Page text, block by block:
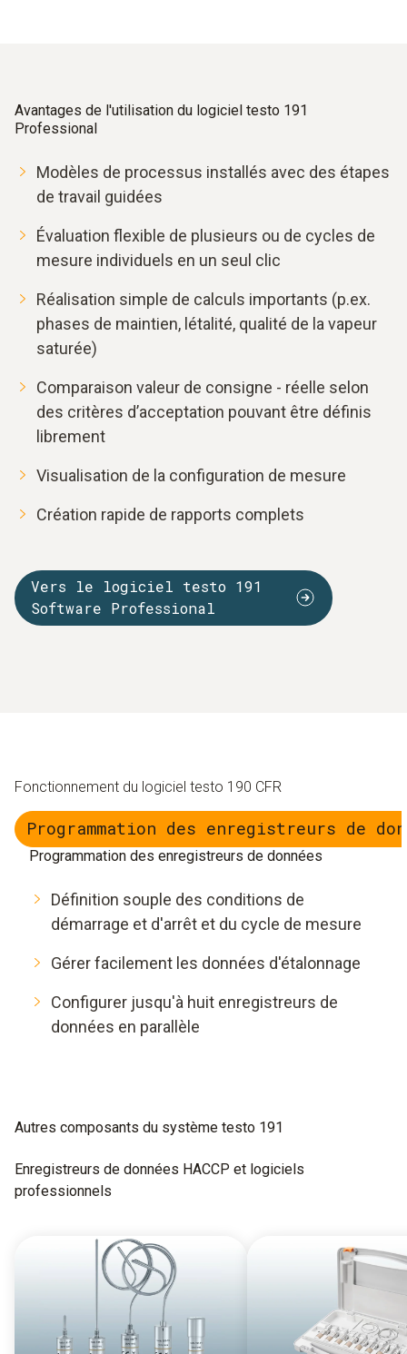
Avantages de l'utilisation du logiciel testo 191
Professional
Modèles de processus installés avec des étapes
de travail guidées
Évaluation flexible de plusieurs ou de cycles de
mesure individuels en un seul clic
Réalisation simple de calculs importants (p.ex.
phases de maintien, létalité, qualité de la vapeur
saturée)
Comparaison valeur de consigne - réelle selon
des critères d’acceptation pouvant être définis
librement
Visualisation de la configuration de mesure
Création rapide de rapports complets
Vers le logiciel testo 191
Software Professional
Fonctionnement du logiciel testo 190 CFR
Programmation des enregistreurs de
Programmation des enregistreurs de données
Définition souple des conditions de
démarrage et d'arrêt et du cycle de mesure
Gérer facilement les données d'étalonnage
Configurer jusqu'à huit enregistreurs de
données en parallèle
Autres composants du système testo 191
Enregistreurs de données HACCP et logiciels
professionnels